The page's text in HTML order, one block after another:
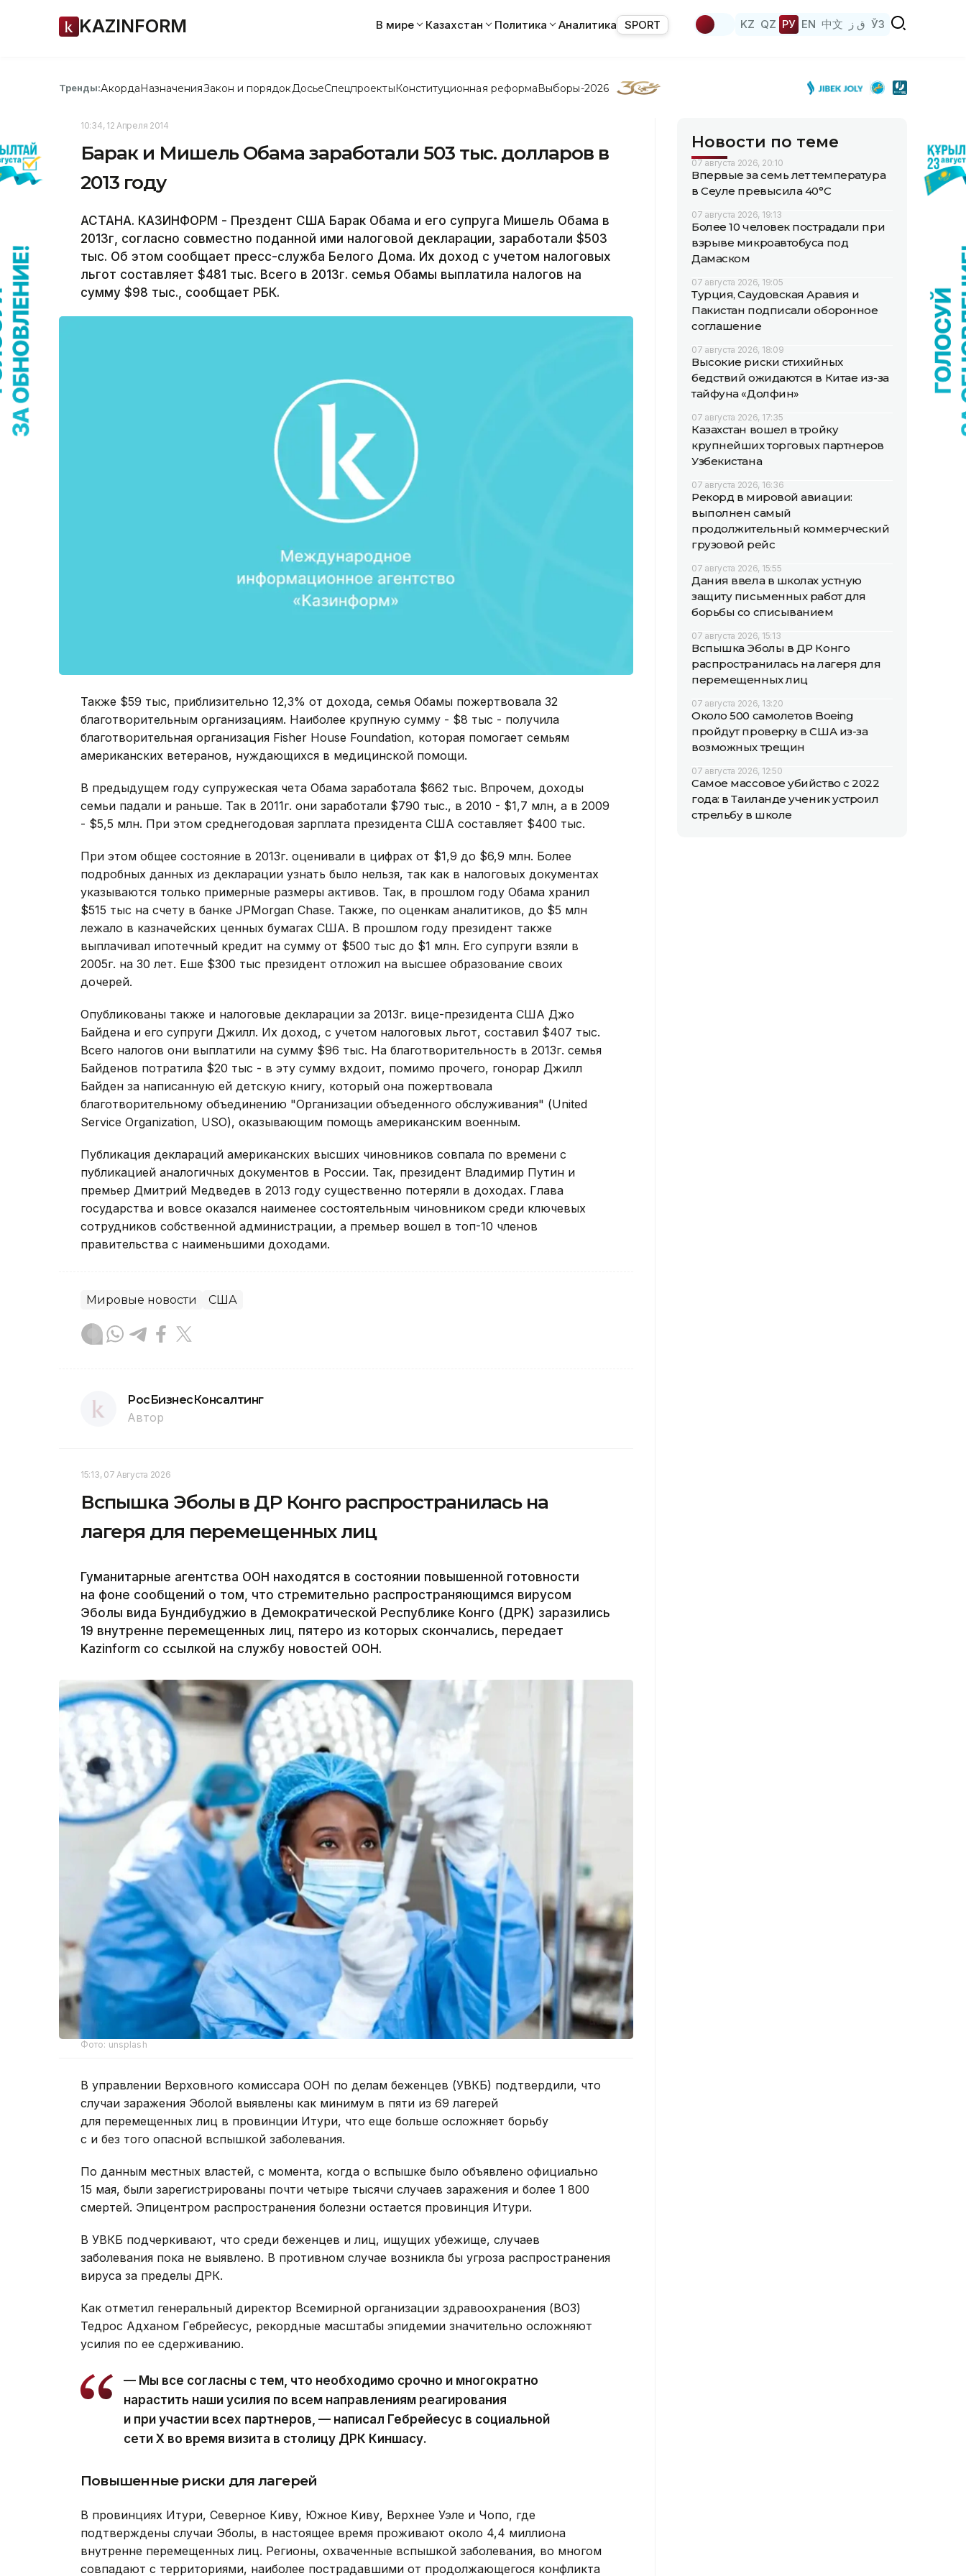
KAZINFORM В мире Казахстан Политика Аналитика SPORT KZ QZ РУ EN 中文 ق ز ЎЗ
Тренды:АкордаНазначенияЗакон и порядок ДосьеСпецпроектыКонституционная реформаВыборы-2026
10:34, 12 Апреля 2014
Барак и Мишель Обама заработали 503 тыс. долларов в
2013 году
АСТАНА. КАЗИНФОРМ - Прездент США Барак Обама и его супруга Мишель Обама в
2013г, согласно совместно поданной ими налоговой декларации, заработали $503
тыс. Об этом сообщает пресс-служба Белого Дома. Их доход c учетом налоговых
льгот составляет $481 тыс. Всего в 2013г. семья Обамы выплатила налогов на
сумму $98 тыс., сообщает РБК.
Также $59 тыс, приблизительно 12,3% от дохода, семья Обамы пожертвовала 32
благотворительным организациям. Наиболее крупную сумму - $8 тыс - получила
благотворительная организация Fisher House Foundation, которая помогает семьям
американских ветеранов, нуждающихся в медицинской помощи.
В предыдущем году супружеская чета Обама заработала $662 тыс. Впрочем, доходы
семьи падали и раньше. Так в 2011г. они заработали $790 тыс., в 2010 - $1,7 млн, а в 2009
- $5,5 млн. При этом среднегодовая зарплата президента США составляет $400 тыс.
При этом общее состояние в 2013г. оценивали в цифрах от $1,9 до $6,9 млн. Более
подробных данных из декларации узнать было нельзя, так как в налоговых документах
указываются только примерные размеры активов. Так, в прошлом году Обама хранил
$515 тыс на счету в банке JPMorgan Chase. Также, по оценкам аналитиков, до $5 млн
лежало в казначейских ценных бумагах США. В прошлом году президент также
выплачивал ипотечный кредит на сумму от $500 тыс до $1 млн. Его супруги взяли в
2005г. на 30 лет. Еше $300 тыс президент отложил на высшее образование своих
дочерей.
Опубликованы также и налоговые декларации за 2013г. вице-президента США Джо
Байдена и его супруги Джилл. Их доход, с учетом налоговых льгот, составил $407 тыс.
Всего налогов они выплатили на сумму $96 тыс. На благотворительность в 2013г. семья
Байденов потратила $20 тыс - в эту сумму вхдоит, помимо прочего, гонорар Джилл
Байден за написанную ей детскую книгу, который она пожертвовала
благотворительному объединению "Организации объеденного обслуживания" (United
Service Organization, USO), оказывающим помощь американским военным.
Публикация деклараций американских высших чиновников совпала по времени с
публикацией аналогичных документов в России. Так, президент Владимир Путин и
премьер Дмитрий Медведев в 2013 году существенно потеряли в доходах. Глава
государства и вовсе оказался наименее состоятельным чиновником среди ключевых
сотрудников собственной администрации, а премьер вошел в топ-10 членов
правительства с наименьшими доходами.
Мировые новости США
РосБизнесКонсалтинг
Автор
15:13, 07 Августа 2026
Вспышка Эболы в ДР Конго распространилась на
лагеря для перемещенных лиц
Гуманитарные агентства ООН находятся в состоянии повышенной готовности
на фоне сообщений о том, что стремительно распространяющимся вирусом
Эболы вида Бундибуджио в Демократической Республике Конго (ДРК) заразились
19 внутренне перемещенных лиц, пятеро из которых скончались, передает
Kazinform со ссылкой на службу новостей ООН.
Фото: unsplash
В управлении Верховного комиссара ООН по делам беженцев (УВКБ) подтвердили, что
случаи заражения Эболой выявлены как минимум в пяти из 69 лагерей
для перемещенных лиц в провинции Итури, что еще больше осложняет борьбу
с и без того опасной вспышкой заболевания.
По данным местных властей, с момента, когда о вспышке было объявлено официально
15 мая, были зарегистрированы почти четыре тысячи случаев заражения и более 1 800
смертей. Эпицентром распространения болезни остается провинция Итури.
В УВКБ подчеркивают, что среди беженцев и лиц, ищущих убежище, случаев
заболевания пока не выявлено. В противном случае возникла бы угроза распространения
вируса за пределы ДРК.
Как отметил генеральный директор Всемирной организации здравоохранения (ВОЗ)
Тедрос Адханом Гебрейесус, рекордные масштабы эпидемии значительно осложняют
усилия по ее сдерживанию.
— Мы все согласны с тем, что необходимо срочно и многократно
нарастить наши усилия по всем направлениям реагирования
и при участии всех партнеров, — написал Гебрейесус в социальной
сети Х во время визита в столицу ДРК Киншасу.
Повышенные риски для лагерей
В провинциях Итури, Северное Киву, Южное Киву, Верхнее Уэле и Чопо, где
подтверждены случаи Эболы, в настоящее время проживают около 4,4 миллиона
внутренне перемещенных лиц. Регионы, охваченные вспышкой заболевания, во многом
совпадают с территориями, наиболее пострадавшими от продолжающегося конфликта
Новости по теме
07 августа 2026, 20:10
Впервые за семь лет температура
в Сеуле превысила 40°C
07 августа 2026, 19:13
Более 10 человек пострадали при
взрыве микроавтобуса под
Дамаском
07 августа 2026, 19:05
Турция, Саудовская Аравия и
Пакистан подписали оборонное
соглашение
07 августа 2026, 18:09
Высокие риски стихийных
бедствий ожидаются в Китае из-за
тайфуна «Долфин»
07 августа 2026, 17:35
Казахстан вошел в тройку
крупнейших торговых партнеров
Узбекистана
07 августа 2026, 16:36
Рекорд в мировой авиации:
выполнен самый
продолжительный коммерческий
грузовой рейс
07 августа 2026, 15:55
Дания ввела в школах устную
защиту письменных работ для
борьбы со списыванием
07 августа 2026, 15:13
Вспышка Эболы в ДР Конго
распространилась на лагеря для
перемещенных лиц
07 августа 2026, 13:20
Около 500 самолетов Boeing
пройдут проверку в США из-за
возможных трещин
07 августа 2026, 12:50
Самое массовое убийство с 2022
года: в Таиланде ученик устроил
стрельбу в школе